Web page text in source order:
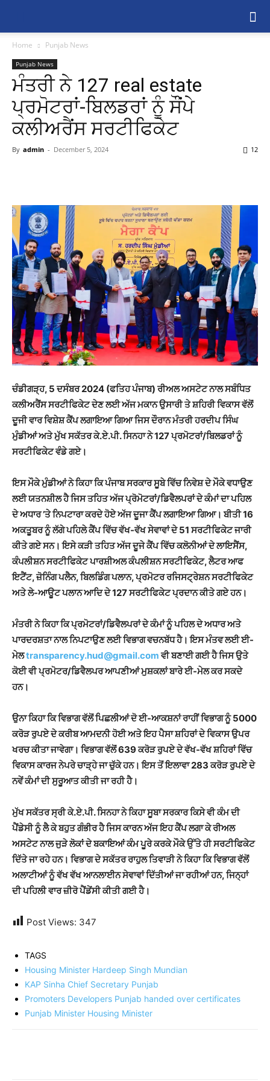
Home Punjab News
Punjab News
ਮੰਤਰੀ ਨੇ 127 real estate
ਪ੍ਰਮੋਟਰਾਂ-ਬਿਲਡਰਾਂ ਨੂੰ ਸੌਂਪੇ
ਕਲੀਅਰੈਂਸ ਸਰਟੀਫਿਕੇਟ
By admin - December 5, 2024 12
ਚੰਡੀਗੜ੍ਹ, 5 ਦਸੰਬਰ2024 (ਫਤਿਹ ਪੰਜਾਬ) ਰੀਅਲ ਅਸਟੇਟ ਨਾਲਸਬੰਧਿਤ
ਕਲੀਅਰੈਂਸ ਸਰਟੀਫਿਕੇਟ ਦੇਣ ਲਈ ਅੱਜ ਮਕਾਨ ਉਸਾਰੀ ਤੇ ਸ਼ਹਿਰੀ ਵਿਕਾਸਵੱਲੋਂ
ਦੂਜੀ ਵਾਰ ਵਿਸ਼ੇਸ਼ ਕੈਂਪ ਲਗਾਇਆ ਗਿਆ ਜਿਸ ਦੌਰਾਨ ਮੰਤਰੀ ਹਰਦੀਪ ਸਿੰਘ
ਮੁੰਡੀਆਂ ਅਤੇ ਮੁੱਖ ਸਕੱਤਰ ਕੇ.ਏ.ਪੀ. ਸਿਨਹਾ ਨੇ 127 ਪ੍ਰਮੋਟਰਾਂ/ਬਿਲਡਰਾਂ ਨੂੰ
ਸਰਟੀਫਿਕੇਟਵੰਡੇਗਏ।
ਇਸ ਮੌਕੇਮੁੰਡੀਆਂ ਨੇ ਕਿਹਾ ਕਿ ਪੰਜਾਬ ਸਰਕਾਰ ਸੂਬੇ ਵਿੱਚ ਨਿਵੇਸ਼ ਦੇ ਮੌਕੇ ਵਧਾਉਣ
ਲਈ ਯਤਨਸ਼ੀਲ ਹੈ ਜਿਸ ਤਹਿਤ ਅੱਜ ਪ੍ਰੋਮੋਟਰਾਂ/ਡਿਵੈਲਪਰਾਂ ਦੇ ਕੰਮਾਂ ਦਾ ਪਹਿਲ
ਦੇ ਅਧਾਰ ’ਤੇ ਨਿਪਟਾਰਾ ਕਰਦੇ ਹੋਏ ਅੱਜ ਦੂਜਾ ਕੈਂਪ ਲਗਾਇਆ ਗਿਆ।ਬੀਤੀ16
ਅਕਤੂਬਰ ਨੂੰ ਲੱਗੇ ਪਹਿਲੇ ਕੈਂਪ ਵਿੱਚ ਵੱਖ-ਵੱਖ ਸੇਵਾਵਾਂ ਦੇ 51 ਸਰਟੀਫਿਕੇਟ ਜਾਰੀ
ਕੀਤੇ ਗਏ ਸਨ। ਇਸੇ ਕੜੀ ਤਹਿਤ ਅੱਜ ਦੂਜੇ ਕੈਂਪ ਵਿੱਚ ਕਲੋਨੀਆਂ ਦੇ ਲਾਇਸੈਂਸ,
ਕੰਪਲੀਸ਼ਨ ਸਰਟੀਫਿਕੇਟ ਪਾਰਸ਼ੀਅਲ ਕੰਪਲੀਸ਼ਨ ਸਰਟੀਫਿਕੇਟ, ਲੈਟਰ ਆਫ
ਇਟੈਂਟ, ਜ਼ੋਨਿੰਗ ਪਲੈਨ, ਬਿਲਡਿੰਗ ਪਲਾਨ, ਪ੍ਰਮੋਟਰ ਰਜਿਸਟ੍ਰੇਸ਼ਨ ਸਰਟੀਫਿਕੇਟ
ਅਤੇ ਲੇ-ਆਊਟ ਪਲਾਨ ਆਦਿ ਦੇ 127 ਸਰਟੀਫਿਕੇਟ ਪ੍ਰਦਾਨ ਕੀਤੇ ਗਏ ਹਨ।
ਮੰਤਰੀ ਨੇ ਕਿਹਾ ਕਿ ਪ੍ਰਮੋਟਰਾਂ/ਡਿਵੈਲਪਰਾਂ ਦੇ ਕੰਮਾਂ ਨੂੰ ਪਹਿਲ ਦੇ ਅਧਾਰ ਅਤੇ
ਪਾਰਦਰਸ਼ਤਾ ਨਾਲ ਨਿਪਟਾਉਣ ਲਈ ਵਿਭਾਗ ਵਚਨਬੱਧ ਹੈ। ਇਸ ਮੰਤਵ ਲਈ ਈ-
ਮੇਲtransparency.hud@gmail.comਵੀ ਬਣਾਈ ਗਈ ਹੈ ਜਿਸ ਉਤੇ
ਕੋਈ ਵੀ ਪ੍ਰਮੋਟਰ/ਡਿਵੈਲਪਰ ਆਪਣੀਆਂ ਮੁਸ਼ਕਲਾਂ ਬਾਰੇ ਈ-ਮੇਲ ਕਰ ਸਕਦੇ
ਹਨ।
ਉਨਾਕਿਹਾ ਕਿ ਵਿਭਾਗ ਵੱਲੋਂ ਪਿਛਲੀਆਂ ਦੋ ਈ-ਆਕਸ਼ਨਾਂ ਰਾਹੀਂ ਵਿਭਾਗ ਨੂੰ 5000
ਕਰੋੜ ਰੁਪਏ ਦੇ ਕਰੀਬ ਆਮਦਨੀ ਹੋਈ ਅਤੇ ਇਹ ਪੈਸਾ ਸ਼ਹਿਰਾਂ ਦੇ ਵਿਕਾਸ ਉਪਰ
ਖਰਚ ਕੀਤਾ ਜਾਵੇਗਾ। ਵਿਭਾਗ ਵੱਲੋਂ 639 ਕਰੋੜ ਰੁਪਏ ਦੇ ਵੱਖ-ਵੱਖ ਸ਼ਹਿਰਾਂ ਵਿੱਚ
ਵਿਕਾਸ ਕਾਰਜ ਨੇਪਰੇ ਚਾੜ੍ਹੇ ਜਾ ਚੁੱਕੇ ਹਨ। ਇਸ ਤੋਂ ਇਲਾਵਾ 283 ਕਰੋੜ ਰੁਪਏ ਦੇ
ਨਵੇਂ ਕੰਮਾਂ ਦੀ ਸੁਰੂਆਤ ਕੀਤੀ ਜਾ ਰਹੀ ਹੈ।
ਮੁੱਖ ਸਕੱਤਰ ਸ੍ਰੀ ਕੇ.ਏ.ਪੀ. ਸਿਨਹਾ ਨੇ ਕਿਹਾ ਸੂਬਾ ਸਰਕਾਰ ਕਿਸੇ ਵੀ ਕੰਮ ਦੀ
ਪੈਂਡੇਸੀ ਨੂੰ ਲੈ ਕੇ ਬਹੁਤ ਗੰਭੀਰ ਹੈ ਜਿਸ ਕਾਰਨ ਅੱਜ ਇਹ ਕੈਂਪ ਲਗਾ ਕੇ ਰੀਅਲ
ਅਸਟੇਟ ਨਾਲ ਜੁੜੇ ਲੋਕਾਂ ਦੇ ਬਕਾਇਆਂ ਕੰਮ ਪੂਰੇ ਕਰਕੇ ਮੌਕੇ ਉੱਤੇ ਹੀ ਸਰਟੀਫਿਕੇਟ
ਦਿੱਤੇ ਜਾ ਰਹੇ ਹਨ। ਵਿਭਾਗਦੇ ਸਕੱਤਰ ਰਾਹੁਲ ਤਿਵਾੜੀ ਨੇ ਕਿਹਾ ਕਿ ਵਿਭਾਗ ਵੱਲੋਂ
ਅਲਾਟੀਆਂ ਨੂੰ ਵੱਖ ਵੱਖ ਆਨਲਾਈਨ ਸੇਵਾਵਾਂ ਦਿੱਤੀਆਂ ਜਾ ਰਹੀਆਂ ਹਨ, ਜਿਨ੍ਹਾਂ
ਦੀ ਪਹਿਲੀ ਵਾਰ ਜ਼ੀਰੋ ਪੈਂਡੇਂਸੀ ਕੀਤੀ ਗਈ ਹੈ।
Post Views: 347
TAGS
Housing Minister Hardeep Singh Mundian
KAP Sinha Chief Secretary Punjab
Promoters Developers Punjab handed over certificates
Punjab Minister Housing Minister